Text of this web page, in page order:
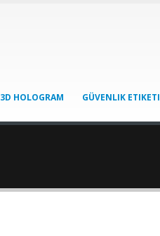
3D HOLOGRAM GÜVENLIK ETIKETI